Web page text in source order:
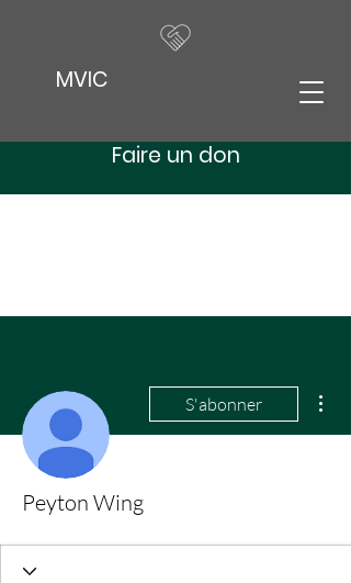
MVIC
Faire un don
S'abonner
Peyton Wing